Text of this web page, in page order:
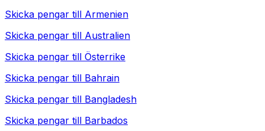
Skicka pengar till Armenien
Skicka pengar till Australien
Skicka pengar till Österrike
Skicka pengar till Bahrain
Skicka pengar till Bangladesh
Skicka pengar till Barbados